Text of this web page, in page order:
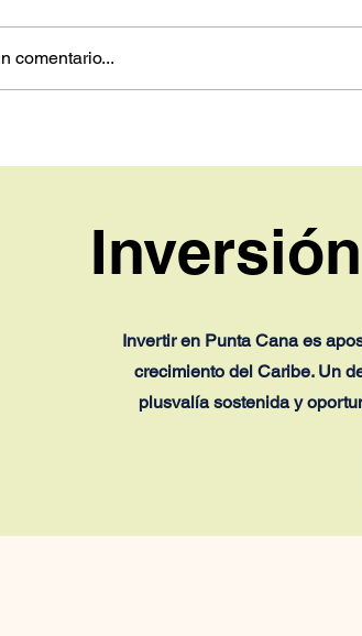
delegaciones de
nuevo
comentario...
Invertir en Punta Cana es
crecimiento del Caribe. Un
plusvalía sostenida y